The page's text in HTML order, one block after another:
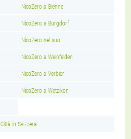
NicoZero a Bienne
NicoZero a Burgdorf
NicoZero nel suo
NicoZero a Weinfelden
NicoZero a Verbier
NicoZero a Wetzikon
Città in Svizzera